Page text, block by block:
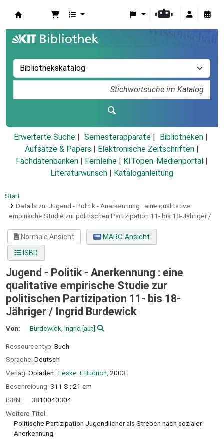
Erweiterte Suche Semesterapparate
Bibliotheken
Aufsätze & Papers
Elektronische Zeitschriften
Fachdatenbanken
Fernleihe KITopen-Medienportal
Literaturwunsch
Kataloganleitung
Start
Details zu: Jugend - Politik - Anerkennung : eine qualitative
empirische Studie zur politischen Partizipation 11- bis 18-Jähriger /
Normale Ansicht
MARC-Ansicht
ISBD
Jugend - Politik - Anerkennung : eine
qualitative empirische Studie zur
politischen Partizipation 11- bis 18-
Jähriger / Ingrid Burdewick
Von: Burdewick, Ingrid [aut]
Ressourcentyp: Buch
Sprache: Deutsch
Verlag: Opladen : Leske + Budrich, 2003
Beschreibung: 311 S ; 21 cm
ISBN:
3810040304
Weitere Titel:
Politische Partizipation Jugendlicher als Streben nach sozialer
Anerkennung